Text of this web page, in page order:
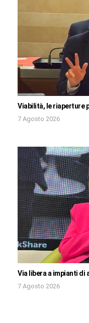
Viabilità, le riaperture
7 Agosto 2026
Via libera a impianti di
7 Agosto 2026